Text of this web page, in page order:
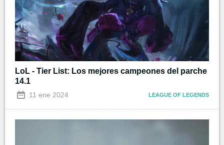
LoL - Tier List: Los mejores campeones del parche
14.1
11 ene 2024 LEAGUE OF LEGENDS